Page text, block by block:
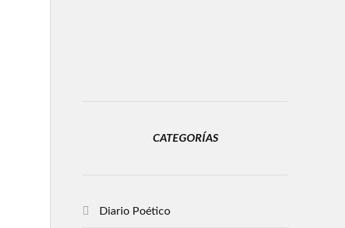
CATEGORÍAS
Diario Poético